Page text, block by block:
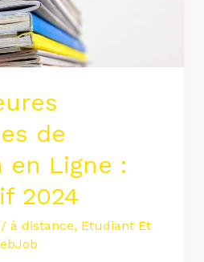
de
en Ligne :
2024
/ à distance, Etudiant Et